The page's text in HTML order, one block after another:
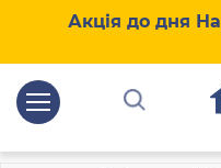
Акція до дня